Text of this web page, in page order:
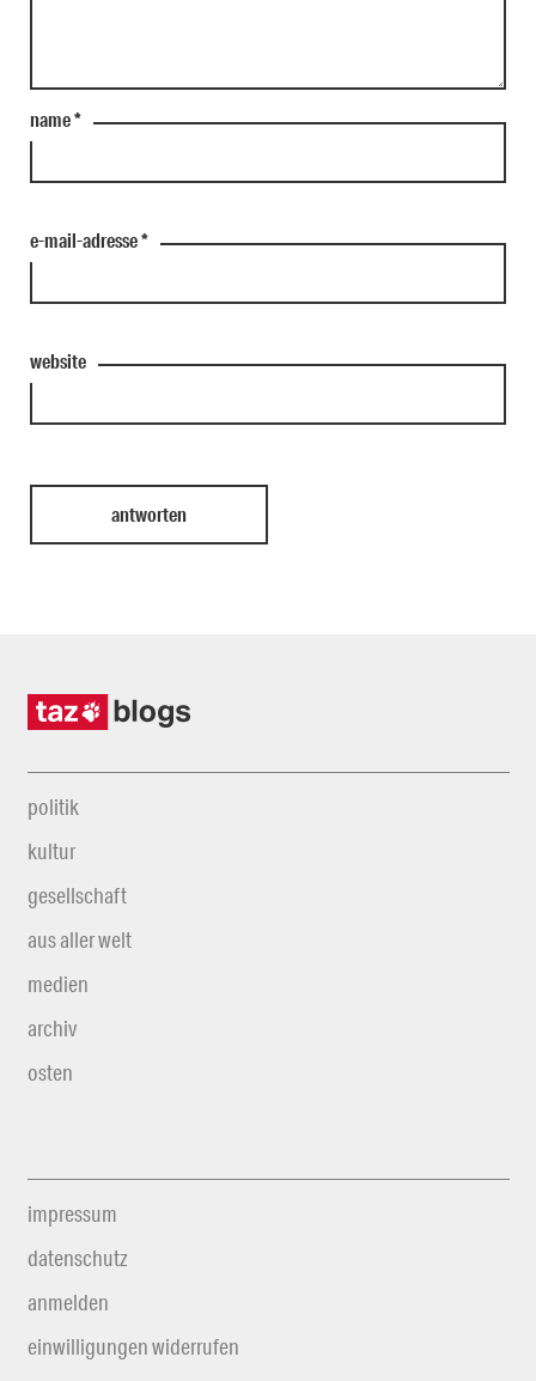
name*
e-mail-adresse*
website
politik
kultur
gesellschaft
aus aller welt
medien
archiv
osten
impressum
datenschutz
anmelden
einwilligungen widerrufen